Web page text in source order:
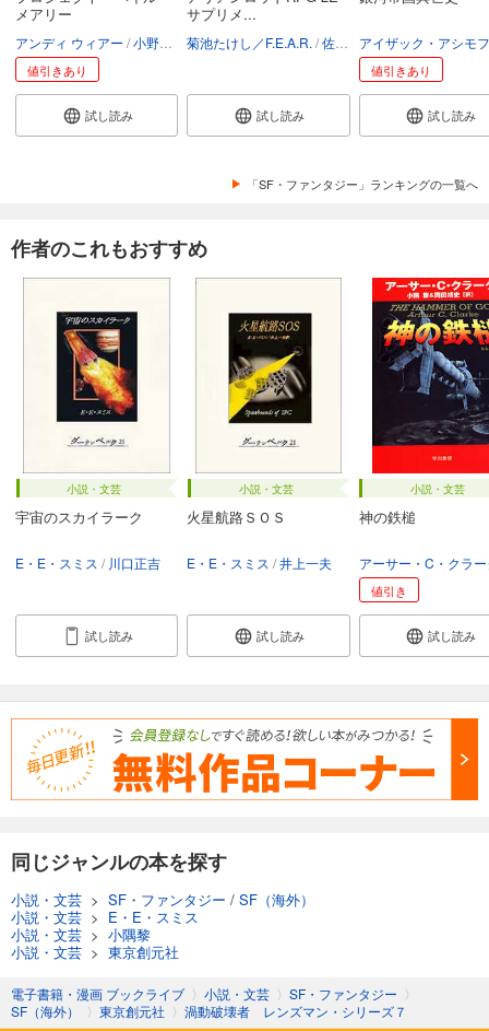
メアリー
アンディ ウィアー 小野田和子
値引きあり
試し読み
サプリメ...
菊池たけし／F.E.A.R. 佐々木あかね
試し読み
アイザック・アシモフ
値引きあり
試し読み
「SF・ファンタジー」ランキングの一覧へ
作者のこれもおすすめ
小説・文芸
宇宙のスカイラーク
E・E・スミス 川口正吉
試し読み
小説・文芸
火星航路ＳＯＳ
E・E・スミス 井上一夫
試し読み
小説・文芸
神の鉄槌
アーサー・C・クラ
値引き
試し読み
同じジャンルの本を探す
小説・文芸 > SF・ファンタジー / SF（海外）
小説・文芸 > E・E・スミス
小説・文芸 > 小隅黎
小説・文芸 > 東京創元社
電子書籍・漫画 ブックライブ 〉 小説・文芸 〉 SF・ファンタジー 〉
SF（海外）
〉 東京創元社 〉 渦動破壊者 レンズマン・シリーズ７